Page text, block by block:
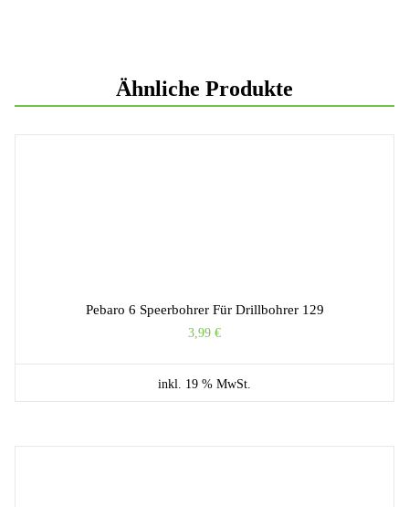
Ähnliche Produkte
Pebaro 6 Speerbohrer Für Drillbohrer 129
3,99 €
inkl. 19 % MwSt.